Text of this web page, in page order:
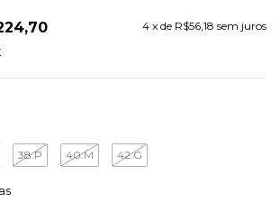
4 x de R$56,18 sem juros
38.P 40.M 42.G